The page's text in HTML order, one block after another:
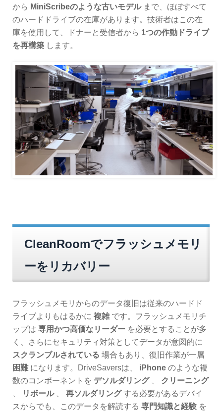
から MiniScribeのような古いモデルまで、ほぼすべて
のハードドライブの在庫があります。技術者はこの在
庫を使用して、ドナーと受信者から 1つの作動ドライブ
を再構築 します。
CleanRoomでフラッシュメモリ
ーをリカバリー
フラッシュメモリからのデータ復旧は従来のハードド
ライブよりもはるかに 複雑です。フラッシュメモリチ
ップは 専用かつ高価なリーダー を必要とすることが多
く、さらにセキュリティ対策としてデータが意図的に
スクランブルされている 場合もあり、復旧作業が一層
困難になります。DriveSaversは、 iPhone のような複
数のコンポーネントを デソルダリング、 クリーニング
リボール、 再ソルダリングする必要があるデバイ
スからでも、このデータを解読する 専門知識と経験 を